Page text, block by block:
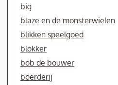
big
blaze en de monsterwielen
blikken speelgoed
blokker
bob de bouwer
boerderij